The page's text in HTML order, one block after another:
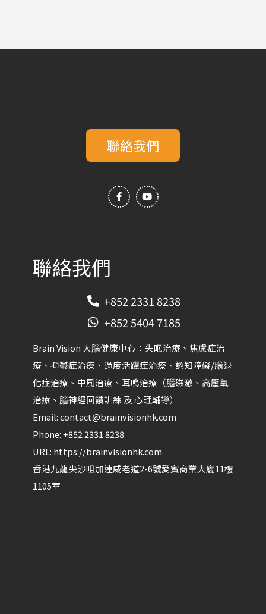
聯絡我們
a
c
e
o
u
t
聯絡我們
+852 2331 8238
+852 5404 7185
Brain Vision 大腦健康中心：失眠治療、焦慮症治
療、抑鬱症治療、過度活躍症治療、認知障礙/腦退
化症治療、中風治療、耳鳴治療（腦磁激、高壓氧
治療、腦神經回饋訓練 及 心理輔導）​
Email:contact@brainvisionhk.com
Phone:+852 2331 8238
URL: https://brainvisionhk.com
香港九龍尖沙咀加連威老道2-6號愛賓商業大廈11樓
1105室